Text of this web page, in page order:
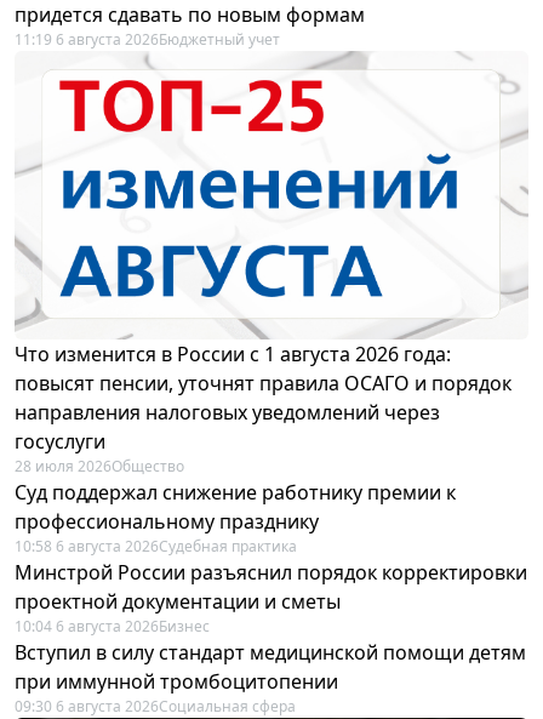
придется сдавать по новым формам
11:19 6 августа 2026Бюджетный учет
Что изменится в России с 1 августа 2026 года:
повысят пенсии, уточнят правила ОСАГО и порядок
направления налоговых уведомлений через
госуслуги
28 июля 2026Общество
Суд поддержал снижение работнику премии к
профессиональному празднику
10:58 6 августа 2026Судебная практика
Минстрой России разъяснил порядок корректировки
проектной документации и сметы
10:04 6 августа 2026Бизнес
Вступил в силу стандарт медицинской помощи детям
при иммунной тромбоцитопении
09:30 6 августа 2026Социальная сфера